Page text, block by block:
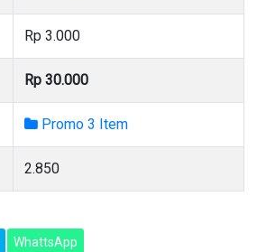
Rp 3.000
Rp 30.000
Promo 3 Item
2.850
WhattsApp